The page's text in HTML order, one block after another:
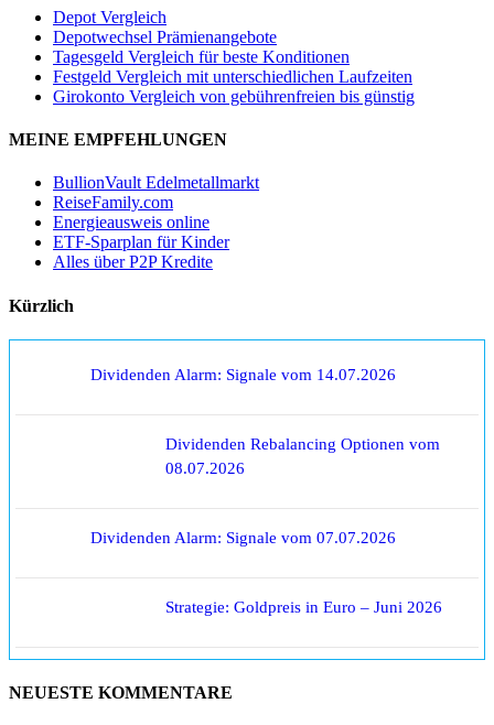
Depot Vergleich
Depotwechsel Prämienangebote
Tagesgeld Vergleich für beste Konditionen
Festgeld Vergleich mit unterschiedlichen Laufzeiten
Girokonto Vergleich von gebührenfreien bis günstig
MEINE EMPFEHLUNGEN
BullionVault Edelmetallmarkt
ReiseFamily.com
Energieausweis online
ETF-Sparplan für Kinder
Alles über P2P Kredite
Kürzlich
Dividenden Alarm: Signale vom 14.07.2026
Dividenden Rebalancing Optionen vom
08.07.2026
Dividenden Alarm: Signale vom 07.07.2026
Strategie: Goldpreis in Euro – Juni 2026
NEUESTE KOMMENTARE